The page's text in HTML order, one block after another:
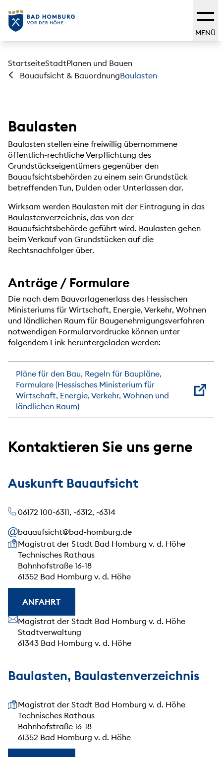
MENÜ
StartseiteStadtPlanen und Bauen
Bauaufsicht & BauordnungBaulasten
Baulasten
Baulasten stellen eine freiwillig übernommene
öffentlich-rechtliche Verpflichtung des
Grundstückseigentümers gegenüber den
Bauaufsichtsbehörden zu einem sein Grundstück
betreffenden Tun, Dulden oder Unterlassen dar.
Wirksam werden Baulasten mit der Eintragung in das
Baulastenverzeichnis, das von der
Bauaufsichtsbehörde geführt wird. Baulasten gehen
beim Verkauf von Grundstücken auf die
Rechtsnachfolger über.
Anträge / Formulare
Die nach dem Bauvorlagenerlass des Hessischen
Ministeriums für Wirtschaft, Energie, Verkehr, Wohnen
und ländlichen Raum für Baugenehmigungsverfahren
notwendigen Formularvordrucke können unter
folgendem Link heruntergeladen werden:
Pläne für den Bau, Regeln für Baupläne,
Formulare (Hessisches Ministerium für
Wirtschaft, Energie, Verkehr, Wohnen und
ländlichen Raum)
Kontaktieren Sie uns gerne
Auskunft Bauaufsicht
06172 100-6311, -6312, -6314
bauaufsicht@bad-homburg.de
Unsere Anschrift
Magistrat der Stadt Bad Homburg v. d. Höhe
Technisches Rathaus
Bahnhofstraße 16-18
61352 Bad Homburg v. d. Höhe
ANFAHRT
Unsere Anschrift
Magistrat der Stadt Bad Homburg v. d. Höhe
Stadtverwaltung
61343 Bad Homburg v. d. Höhe
Baulasten, Baulastenverzeichnis
Unsere Anschrift
Magistrat der Stadt Bad Homburg v. d. Höhe
Technisches Rathaus
Bahnhofstraße 16-18
61352 Bad Homburg v. d. Höhe